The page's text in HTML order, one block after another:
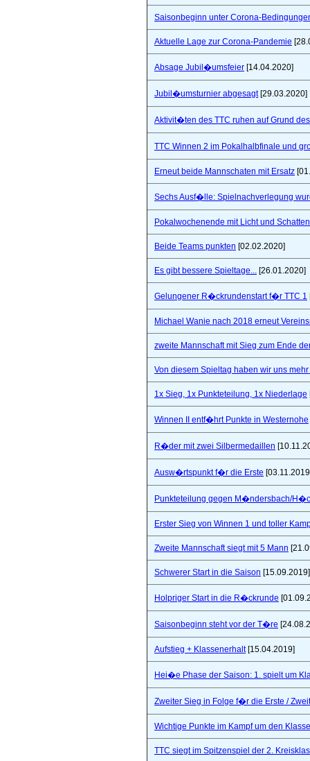
Saisonbeginn unter Corona-
Aktuelle Lage zur Corona-Pandemie
Absage Jubil�umsfeier [14.04.2020]
Jubil�umsturnier abgesagt[29.03.2020]
Aktivit�ten des TTC ruhen auf Grund
TTC Winnen 2 im Pokalhalbfinale und
Erneut beide Mannschaten mit Ersatz
Sechs Ausf�lle: Spielnachverlegung
Pokalwochenende mit Licht und
Beide Teams punkten [02.02.2020]
Es gibt bessere Spieltage... [26.01.2020]
Gelungener R�ckrundenstart f�r TTC 1
Michael Wanie nach 2018 erneut
zweite Mannschaft mit Sieg zum Ende
Von diesem Spieltag haben wir uns mehr
1x Sieg, 1x Punkteteilung, 1x Niederlage
Winnen II entf�hrt Punkte in Westernohe
R�der mit zwei Silbermedaillen
Ausw�rtspunkt f�r die Erste
Punkteteilung gegen M�ndersbach/
Erster Sieg von Winnen 1 und toller
Zweite Mannschaft siegt mit 5 Mann
Schwerer Start in die Saison [15.09.2019]
Holpriger Start in die R�ckrunde
Saisonbeginn steht vor der T�re
Aufstieg + Klassenerhalt[15.04.2019]
Hei�e Phase der Saison: 1. spielt um
Zweiter Sieg in Folge f�r die Erste /
Wichtige Punkte im Kampf um den
TTC siegt im Spitzenspiel der 2.